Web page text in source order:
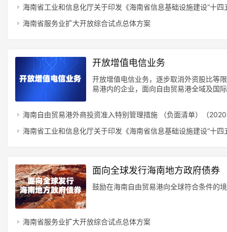
海南省工业和信息化厅关于印发《海南省信息基础设施建设“十四
海南省服务业扩大开放综合试点总体方案
开放增值电信业务
开放增值电信业务，逐步取消外资股比等
易港内的企业，面向自由贸易港全域及国
海南自由贸易港外商投资准入特别管理措施 （负面清单）（
海南省工业和信息化厅关于印发《海南省信息基础设施建设“十四
面向全球发行海南地方政府债券
鼓励在海南自由贸易港向全球符合条件的
海南省服务业扩大开放综合试点总体方案